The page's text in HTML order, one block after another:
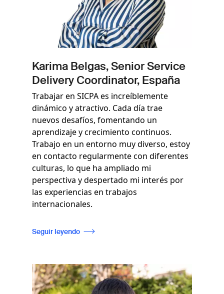
Karima Belgas, Senior Service
Delivery Coordinator, España
Trabajar en SICPA es increíblemente
dinámico y atractivo. Cada día trae
nuevos desafíos, fomentando un
aprendizaje y crecimiento continuos.
Trabajo en un entorno muy diverso, estoy
en contacto regularmente con diferentes
culturas, lo que ha ampliado mi
perspectiva y despertado mi interés por
las experiencias en trabajos
internacionales.
Seguir leyendo
Imagen